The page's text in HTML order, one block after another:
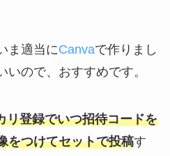
ま適当にCanvaで作りまし
ので、おすすめです。
リ登録でいつ招待コードを
をつけてセットで投稿す